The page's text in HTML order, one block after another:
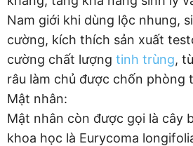
Nam giới khi dùng lộc nhung,
cường, kích thích sản xuất
cường chất lượng tinh trùng,
râu làm chủ được chốn phòng
Mật nhân:
Mật nhân còn được gọi là cây
khoa học là Eurycoma